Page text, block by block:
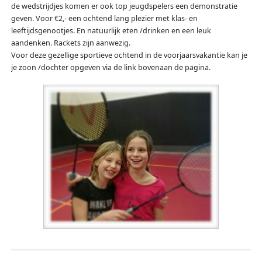
de wedstrijdjes komen er ook top jeugdspelers een demonstratie
geven. Voor €2,- een ochtend lang plezier met klas- en
leeftijdsgenootjes. En natuurlijk eten /drinken en een leuk
aandenken. Rackets zijn aanwezig.
Voor deze gezellige sportieve ochtend in de voorjaarsvakantie kan je
je zoon /dochter opgeven via de link bovenaan de pagina.